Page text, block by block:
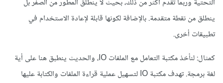
التحتية وربما تقدم اكثر من ذلك، بحيث لا ينطلق المطور من الصفر بل
ينطلق من نقطة متقدمة. بالإضافة لكونها قابلة لإعادة الاستخدام في
تطبيقات أخرى.
كمثال: لنأخذ مكتبة التعامل مع الملفات IO، والحديث ينطبق هنا على أية
لغة برمجة. تهدف مكتبة IO لتسهيل عملية قراءة الملفات والكتابة عليها